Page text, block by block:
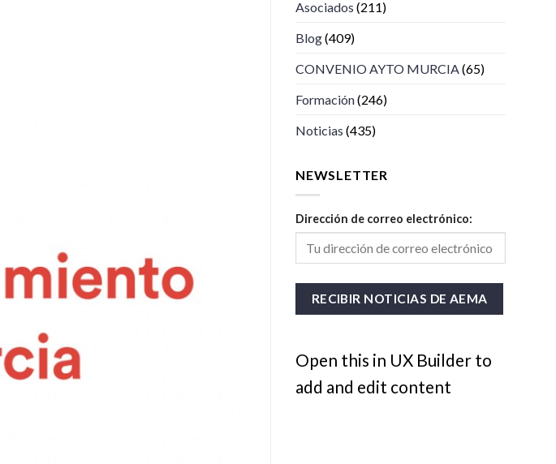
Asociados (211)
Blog(409)
CONVENIO AYTO MURCIA(65)
Formación(246)
Noticias (435)
NEWSLETTER
Dirección de correo electrónico:
Open this in UX Builder to
add and edit content